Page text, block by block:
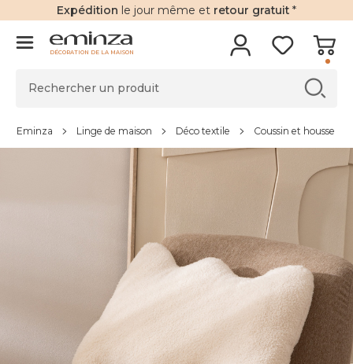
Expédition le jour même et retour gratuit *
DÉCORATION DE LA MAISON
Eminza Linge de maison Déco textile Coussin et housse